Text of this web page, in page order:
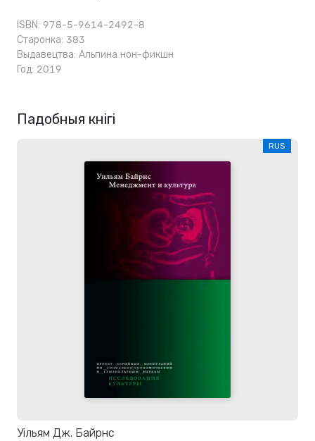
ISBN: 978-5-9614-2492-8
Старонка: 383
Выдавецтва: Альпина нон-фикшн
Год: 2019
Падобныя кнігі
RUS
Уільям Дж. Байрнс